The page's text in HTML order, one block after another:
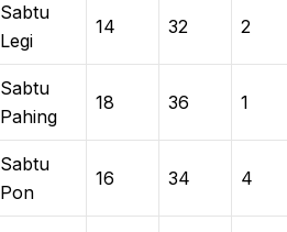
Sabtu
Legi
14 32 2
Sabtu
Pahing
18 36 1
Sabtu
Pon
16 34 4